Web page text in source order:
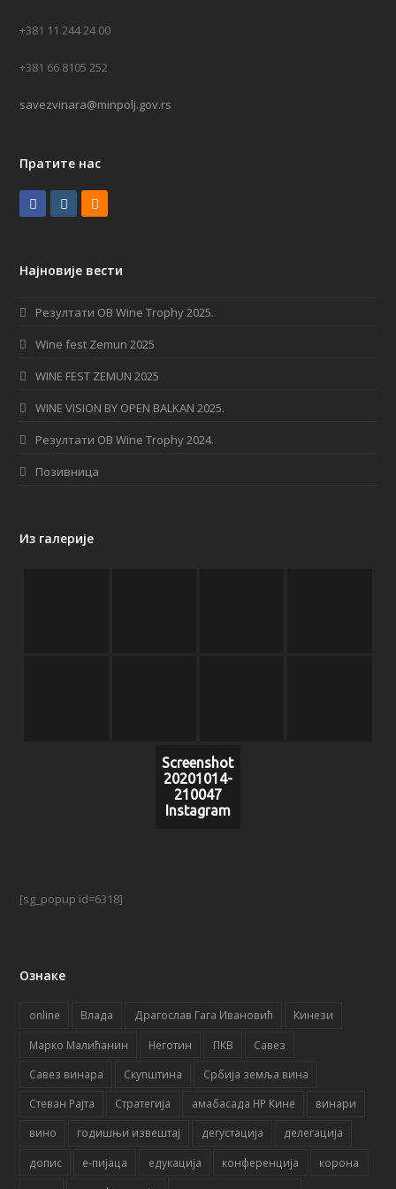
+381 11 244 24 00
+381 66 8105 252
savezvinara@minpolj.gov.rs
Пратите нас
e
b
t
a
g
m
Најновије вести
Резултати OB Wine Trophy 2025.
Wine fest Zemun 2025
WINE FEST ZEMUN 2025
WINE VISION BY OPEN BALKAN 2025.
Резултати OB Wine Trophy 2024.
Позивница
Из галерије
Screenshot
20201014-
210047
Instagram
[sg_popup id=6318]
Ознаке
online Влада Драгослав Гага Ивановић
Кинези
Марко Малићанин
Неготин ПКВ
Савез
Савез винара
Скупштина
Србија земља вина
Стеван Рајта
Стратегија амабасада НР Кине
винари
вино
годишњи извештај дегустација
делегација
допис
е-пијаца едукација конференција
корона